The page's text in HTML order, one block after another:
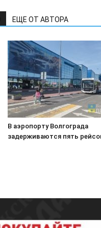
ЕЩЕ ОТ АВТОРА
В аэропорту Волгограда
задерживаются пять